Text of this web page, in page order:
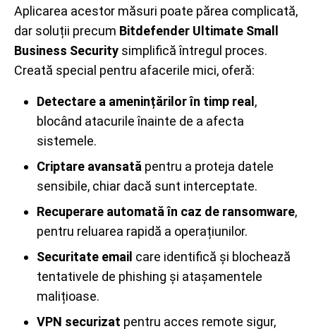
Aplicarea acestor măsuri poate părea complicată,
dar soluții precum Bitdefender Ultimate Small
Business Security simplifică întregul proces.
Creată special pentru afacerile mici, oferă:
Detectare a amenințărilor în timp real ,
blocând atacurile înainte de a afecta
sistemele.
Criptare avansată pentru a proteja datele
sensibile, chiar dacă sunt interceptate.
Recuperare automată în caz de ransomware,
pentru reluarea rapidă a operațiunilor.
Securitate email care identifică și blochează
tentativele de phishing și atașamentele
malițioase.
VPN securizat pentru acces remote sigur,